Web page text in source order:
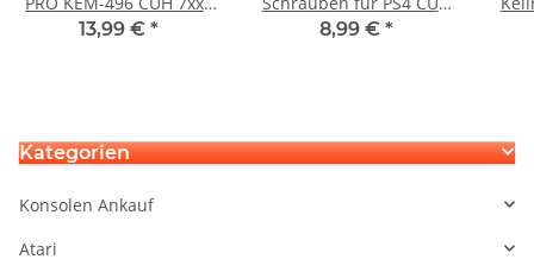
Playstation 4
13,99 € *
1004 und CUH 1116
8,99 € *
Kategorien
Konsolen Ankauf
Atari